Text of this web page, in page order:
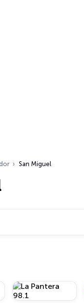
San Miguel